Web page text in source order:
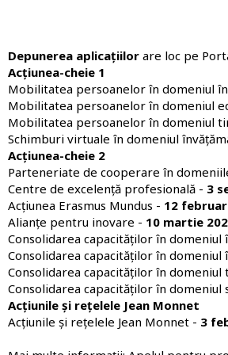
Depunerea aplicațiilor are loc pe
Acțiunea-cheie 1
Mobilitatea persoanelor în domeniul
Mobilitatea persoanelor în domeniul
Mobilitatea persoanelor în domeniul
Schimburi virtuale în domeniul
Acțiunea-cheie 2
Parteneriate de cooperare în
Centre de excelență profesională - 3
Acțiunea Erasmus Mundus - 12
Alianțe pentru inovare - 10 martie
Consolidarea capacităților în
Consolidarea capacităților în
Consolidarea capacităților în domeniul
Consolidarea capacităților în domeniul
Acțiunile și rețelele Jean Monnet
Acțiunile și rețelele Jean Monnet - 3